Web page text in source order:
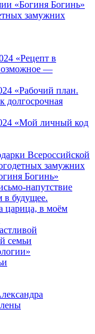
«Богиня Богинь»
замужних
«Рецепт в
—
«Рабочий план.
долгосрочная
«Мой личный код
Всероссийской
замужних
Богинь»
напутствие
в будущее.
царица, в моëм
семьи